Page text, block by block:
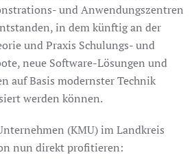
und Anwendungszentren
in dem künftig an der
und Praxis Schulungs- und
neue Software-Lösungen und
auf Basis modernster Technik
werden können.
(KMU) im Landkreis
nun direkt profitieren: